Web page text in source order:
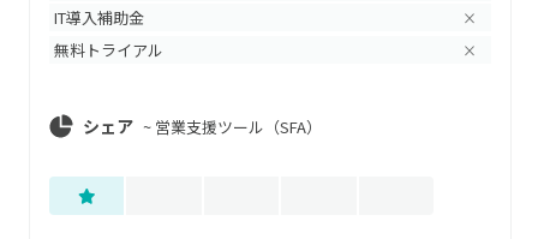
IT導入補助金 ×
無料トライアル ×
シェア ~ 営業支援ツール（SFA）